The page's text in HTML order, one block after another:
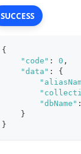
SUCCESS
{
"code" : 0 ,
"data" :
{
"dbName"
}
}